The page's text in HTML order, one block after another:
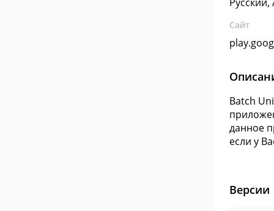
Сайт
Batch
данное
если у
Версии